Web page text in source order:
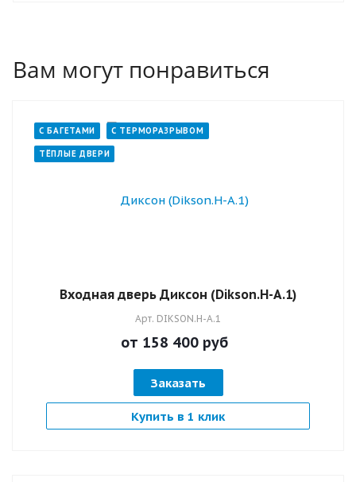
эксплуатации.
Вам могут понравиться
С БАГЕТАМИ С ТЕРМОРАЗРЫВОМ
ТЁПЛЫЕ ДВЕРИ
Входная дверь Диксон (Dikson.H-А.1)
Арт. DIKSON.H-А.1
от 158 400 руб
Заказать
Купить в 1 клик